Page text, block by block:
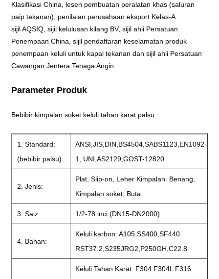
Klasifikasi China, lesen pembuatan peralatan khas (saluran
paip tekanan), penilaian perusahaan eksport Kelas-A
sijil AQSIQ, sijil kelulusan kilang BV, sijil ahli Persatuan
Penempaan China, sijil pendaftaran keselamatan produk
penempaan keluli untuk kapal tekanan dan sijil ahli Persatuan
Cawangan Jentera Tenaga Angin.
Parameter Produk
Bebibir kimpalan soket keluli tahan karat palsu
1. Standard:
(bebibir palsu)
ANSI,JIS,DIN,BS4504,SABS1123,EN1092-
1, UNI,AS2129,GOST-12820
2. Jenis:
Plat, Slip-on, Leher Kimpalan. Benang,
Kimpalan soket, Buta
3. Saiz: 1/2-78 inci (DN15-DN2000)
4. Bahan:
Keluli karbon: A105,SS400,SF440
RST37.2,S235JRG2,P250GH,C22.8
Keluli Tahan Karat: F304 F304L F316